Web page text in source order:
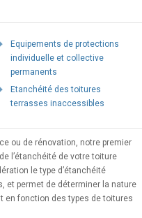
Equipements de protections
individuelle et collective
permanents
Etanchéité des toitures
terrasses inaccessibles
ou de rénovation, notre premier
l’étanchéité de votre toiture
le type d’étanchéité
et permet de déterminer la nature
en fonction des types de toitures